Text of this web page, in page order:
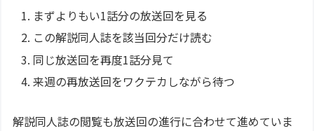
まずよりもい1話分の放送回を見る
この解説同人誌を該当回分だけ読む
同じ放送回を再度1話分見て
来週の再放送回をワクテカしながら待つ
解説同人誌の閲覧も放送回の進行に合わせて進めていま